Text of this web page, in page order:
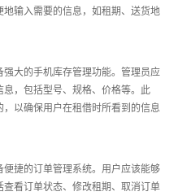
输入需要的信息，如租期、送货地
大的手机库存管理功能。管理员应
，包括型号、规格、价格等。此
以确保用户在租借时所看到的信息
捷的订单管理系统。用户应该能够
看订单状态、修改租期、取消订单